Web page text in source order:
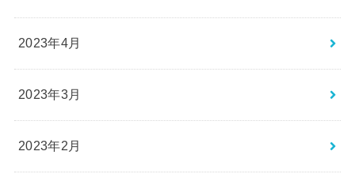
2023年4月
2023年3月
2023年2月